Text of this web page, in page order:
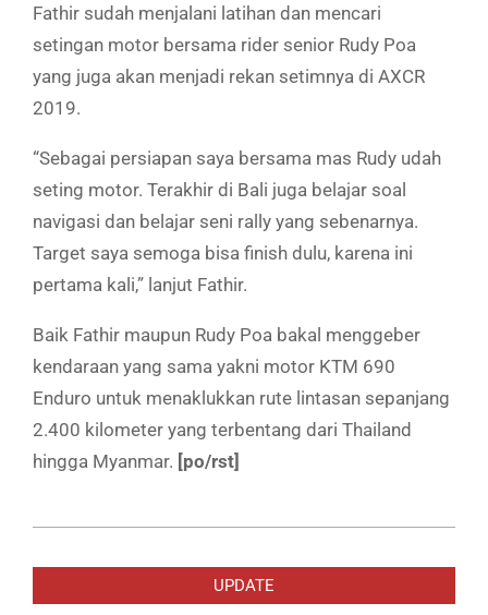
Fathir sudah menjalani latihan dan mencari
setingan motor bersama rider senior Rudy Poa
yang juga akan menjadi rekan setimnya di AXCR
2019.
“Sebagai persiapan saya bersama mas Rudy udah
seting motor. Terakhir di Bali juga belajar soal
navigasi dan belajar seni rally yang sebenarnya.
Target saya semoga bisa finish dulu, karena ini
pertama kali,” lanjut Fathir.
Baik Fathir maupun Rudy Poa bakal menggeber
kendaraan yang sama yakni motor KTM 690
Enduro untuk menaklukkan rute lintasan sepanjang
2.400 kilometer yang terbentang dari Thailand
hingga Myanmar. [po/rst]
08-
UPDATE